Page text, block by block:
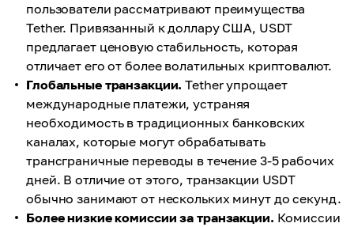
пользователи рассматривают преимущества
Tether. Привязанный к доллару США, USDT
предлагает ценовую стабильность, которая
отличает его от более волатильных криптовалют.
Глобальные транзакции. Tether упрощает
международные платежи, устраняя
необходимость в традиционных банковских
каналах, которые могут обрабатывать
трансграничные переводы в течение 3-5 рабочих
дней. В отличие от этого, транзакции USDT
обычно занимают от нескольких минут до секунд.
Более низкие комиссии за транзакции. Комиссии